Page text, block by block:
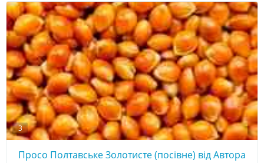
3
Просо Полтавське Золотисте (посівне) від Автора